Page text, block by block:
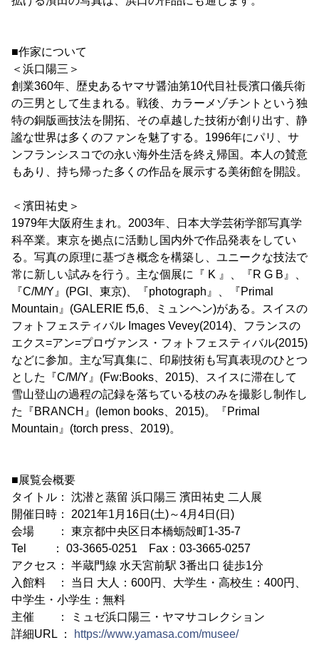
■作家について
＜浜口陽三＞
創業360年、歴史あるヤマサ醤油第10代目社長濱口儀兵衛
の三男として生まれる。戦後、カラーメゾチントという独
特の銅版画技法を開拓、その卓越した技術が創り出す、静
謐な世界は多くのファンを魅了する。1996年にパリ、サ
ンフランシスコでの永い海外生活を終え帰国。本人の賛意
もあり、持ち帰った多くの作品を展示する美術館を開設。
＜濱田祐史＞
1979年大阪府生まれ。2003年、日本大学芸術学部写真学
科卒業。東京を拠点に活動し国内外で作品発表をしてい
る。写真の原理に基づき概念を構築し、ユニークな技法で
常に新しい試みを行う。主な個展に『 K 』、『R G B』、
『C/M/Y』(PGI、東京)、『photograph』、『Primal
Mountain』(GALERIE f5,6、ミュンヘン)がある。スイスの
フォトフェスティバル Images Vevey(2014)、フランスの
エクス=アン=プロヴァンス・フォトフェスティバル(2015)
などに参加。主な写真集に、印刷技術も写真表現のひとつ
とした『C/M/Y』(Fw:Books、2015)、スイスに滞在して
雪山登山の過程の記録を落ちている枝のみを撮影し制作し
た『BRANCH』(lemon books、2015)。『Primal
Mountain』(torch press、2019)。
■展覧会概要
タイトル： 沈潜と蒸留 浜口陽三 濱田祐史 二人展
開催日時： 2021年1月16日(土)～4月4日(日)
会場 ： 東京都中央区日本橋蛎殻町1-35-7
Tel ： 03-3665-0251 Fax：03-3665-0257
アクセス： 半蔵門線 水天宮前駅 3番出口 徒歩1分
入館料 ： 当日 大人：600円、大学生・高校生：400円、
中学生・小学生：無料
主催 ： ミュゼ浜口陽三・ヤマサコレクション
詳細URL ：
https://www.yamasa.com/musee/